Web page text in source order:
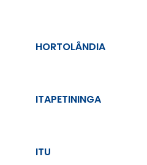
HORTOLÂNDIA
ITAPETININGA
ITU